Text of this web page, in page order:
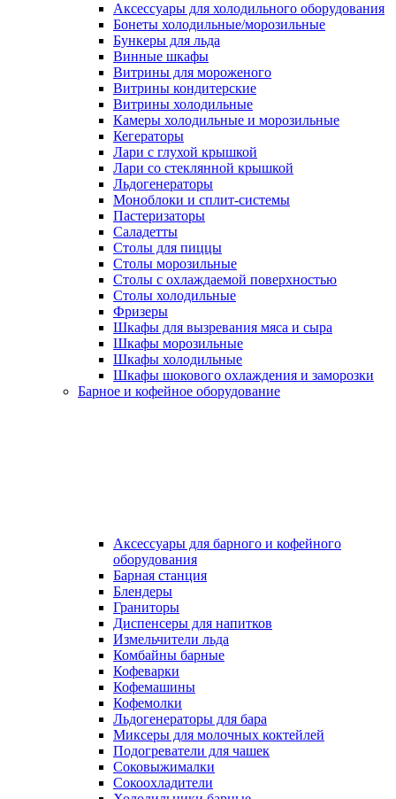
Аксессуары для холодильного оборудования
Бонеты холодильные/морозильные
Бункеры для льда
Винные шкафы
Витрины для мороженого
Витрины кондитерские
Витрины холодильные
Камеры холодильные и морозильные
Кегераторы
Лари с глухой крышкой
Лари со стеклянной крышкой
Льдогенераторы
Моноблоки и сплит-системы
Пастеризаторы
Саладетты
Столы для пиццы
Столы морозильные
Столы с охлаждаемой поверхностью
Столы холодильные
Фризеры
Шкафы для вызревания мяса и сыра
Шкафы морозильные
Шкафы холодильные
Шкафы шокового охлаждения и заморозки
Барное и кофейное оборудование
Аксессуары для барного и кофейного
оборудования
Барная станция
Блендеры
Граниторы
Диспенсеры для напитков
Измельчители льда
Комбайны барные
Кофеварки
Кофемашины
Кофемолки
Льдогенераторы для бара
Миксеры для молочных коктейлей
Подогреватели для чашек
Соковыжималки
Сокоохладители